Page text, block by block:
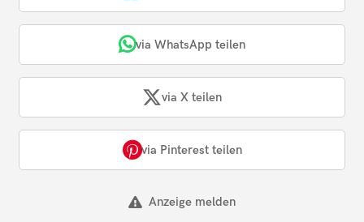
via WhatsApp teilen
via X teilen
via Pinterest teilen
Anzeige melden